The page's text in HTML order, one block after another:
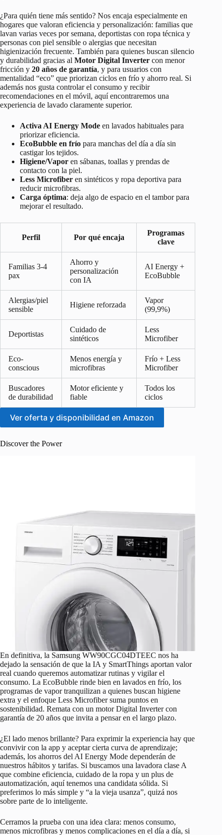
¿Para quién tiene más sentido? Nos encaja especialmente en
hogares que valoran eficiencia y personalización: familias que
lavan varias veces por semana, deportistas con ropa técnica y
personas con piel sensible o alergias que necesitan
higienización frecuente. También para quienes buscan silencio
y durabilidad gracias al Motor Digital Inverter con menor
fricción y 20 años de garantía, y para usuarios con
mentalidad “eco” que priorizan ciclos en frío y ahorro real. Si
además nos gusta controlar el consumo y recibir
recomendaciones en el móvil, aquí encontraremos una
experiencia de lavado claramente superior.
Activa AI Energy Mode en lavados habituales para
priorizar eficiencia.
EcoBubble en frío para manchas del día a día sin
castigar los tejidos.
Higiene/Vapor en sábanas, toallas y prendas de
contacto con la piel.
Less Microfiber en sintéticos y ropa deportiva para
reducir microfibras.
Carga óptima: deja algo de espacio en el tambor para
mejorar el resultado.
Perfil Por qué encaja
Programas
clave
Familias 3-4
pax
Ahorro y
personalización
con IA
AI Energy +
EcoBubble
Alergias/piel
sensible
Higiene reforzada
Vapor
(99,9%)
Deportistas
Cuidado de
sintéticos
Less
Microfiber
Eco-
conscious
Menos energía y
microfibras
Frío + Less
Microfiber
Buscadores
de durabilidad
Motor eficiente y
fiable
Todos los
ciclos
Ver oferta y disponibilidad en Amazon
Discover the Power
En definitiva, la Samsung WW90CGC04DTEEC nos ha
dejado la sensación de que la IA y SmartThings aportan valor
real cuando queremos automatizar rutinas y vigilar el
consumo. La EcoBubble rinde bien en lavados en frío, los
programas de vapor tranquilizan a quienes buscan higiene
extra y el enfoque Less Microfiber suma puntos en
sostenibilidad. Remata con un motor Digital Inverter con
garantía de 20 años que invita a pensar en el largo plazo.
¿El lado menos brillante? Para exprimir la experiencia hay que
convivir con la app y aceptar cierta curva de aprendizaje;
además, los ahorros del AI Energy Mode dependerán de
nuestros hábitos y tarifas. Si buscamos una lavadora clase A
que combine eficiencia, cuidado de la ropa y un plus de
automatización, aquí tenemos una candidata sólida. Si
preferimos lo más simple y “a la vieja usanza”, quizá nos
sobre parte de lo inteligente.
Cerramos la prueba con una idea clara: menos consumo,
menos microfibras y menos complicaciones en el día a día, si